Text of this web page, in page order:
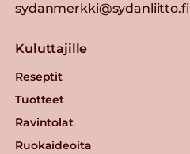
sydanmerkki@sydanliitto.fi
Kuluttajille
Reseptit
Tuotteet
Ravintolat
Ruokaideoita